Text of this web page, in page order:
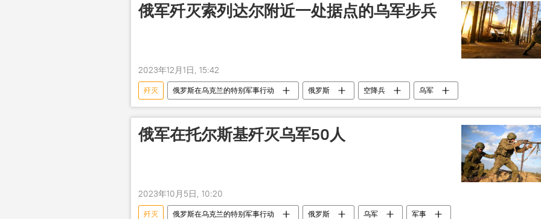
俄军歼灭索列达尔附近一处据点的乌军步兵
2023年12月1日, 15:42
歼灭 俄罗斯在乌克兰的特别军事行动 俄罗斯 空降兵 乌军
俄军在托尔斯基歼灭乌军50人
2023年10月5日, 10:20
歼灭 俄罗斯在乌克兰的特别军事行动 俄罗斯 乌军 军事